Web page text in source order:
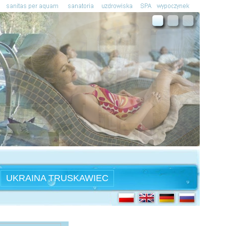
UKRAINA TRUSKAWIEC